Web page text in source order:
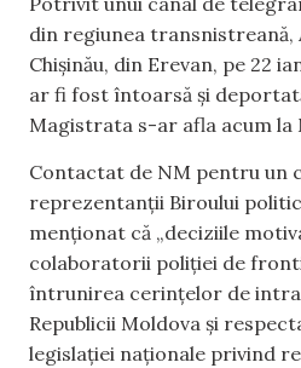
din regiunea transnistreană,
Chișinău, din Erevan, pe 22
ar fi fost întoarsă și
Magistrata s-ar afla acum la
Contactat de NM pentru un
reprezentanții Biroului
menționat că „deciziile
colaboratorii poliției de
întrunirea cerințelor de
Republicii Moldova și
legislației naționale privind